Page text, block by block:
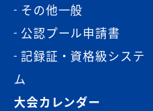
その他一般
公認プール申請書
記録証・資格級システ
ム
大会カレンダー